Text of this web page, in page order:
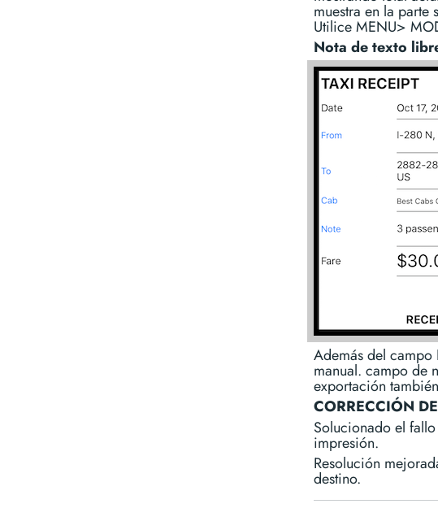
muestra en la
Utilice MENU>
Nota de texto
Además del
manual. campo de
exportación
CORRECCIÓN
Solucionado el
impresión.
Resolución
destino.